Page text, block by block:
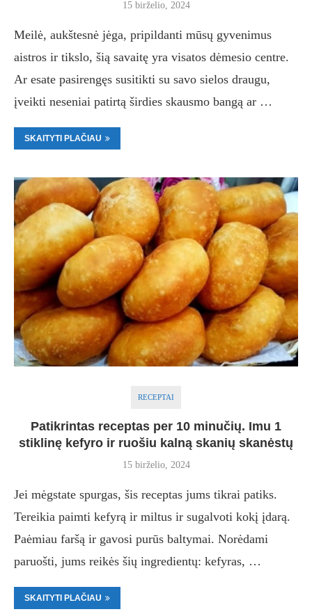
15 birželio, 2024
Meilė, aukštesnė jėga, pripildanti mūsų gyvenimus
aistros ir tikslo, šią savaitę yra visatos dėmesio centre.
Ar esate pasirengęs susitikti su savo sielos draugu,
įveikti neseniai patirtą širdies skausmo bangą ar …
SKAITYTI PLAČIAU
RECEPTAI
Patikrintas receptas per 10 minučių. Imu 1
stiklinę kefyro ir ruošiu kalną skanių skanėstų
15 birželio, 2024
Jei mėgstate spurgas, šis receptas jums tikrai patiks.
Tereikia paimti kefyrą ir miltus ir sugalvoti kokį įdarą.
Paėmiau faršą ir gavosi purūs baltymai. Norėdami
paruošti, jums reikės šių ingredientų: kefyras, …
SKAITYTI PLAČIAU